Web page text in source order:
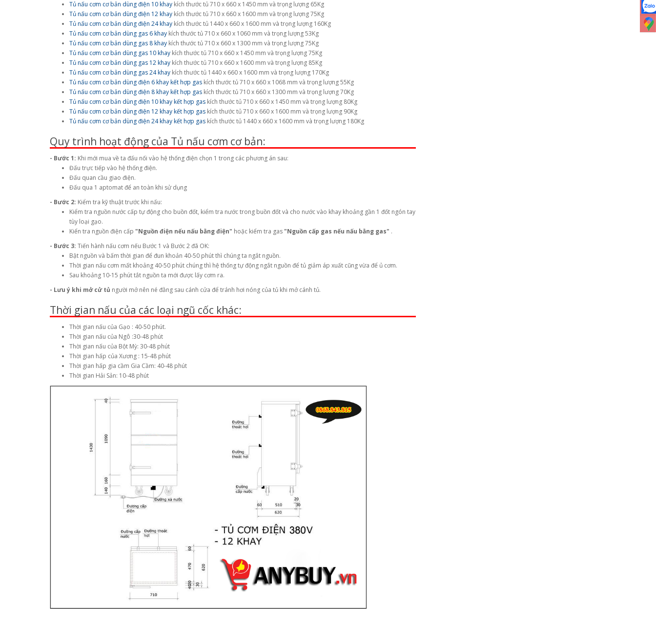
Tủ nấu cơm cơ bản dùng điện 10 khay kích thước tủ 710 x 660 x 1450 mm và trọng lượng 65Kg
Tủ nấu cơm cơ bản dùng điện 12 khay kích thước tủ 710 x 660 x 1600 mm và trọng lượng 75Kg
Tủ nấu cơm cơ bản dùng điện 24 khay kích thước tủ 1440 x 660 x 1600 mm và trọng lượng 160Kg
Tủ nấu cơm cơ bản dùng gas 6 khay kích thước tủ 710 x 660 x 1060 mm và trọng lượng 53Kg
Tủ nấu cơm cơ bản dùng gas 8 khay kích thước tủ 710 x 660 x 1300 mm và trọng lượng 75Kg
Tủ nấu cơm cơ bản dùng gas 10 khay kích thước tủ 710 x 660 x 1450 mm và trọng lượng 75Kg
Tủ nấu cơm cơ bản dùng gas 12 khay kích thước tủ 710 x 660 x 1600 mm và trọng lượng 85Kg
Tủ nấu cơm cơ bản dùng gas 24 khay kích thước tủ 1440 x 660 x 1600 mm và trọng lượng 170Kg
Tủ nấu cơm cơ bản dùng điện 6 khay kết hợp gas kích thước tủ 710 x 660 x 1068 mm và trọng lượng 55Kg
Tủ nấu cơm cơ bản dùng điện 8 khay kết hợp gas kích thước tủ 710 x 660 x 1300 mm và trọng lượng 70Kg
Tủ nấu cơm cơ bản dùng điện 10 khay kết hợp gas kích thước tủ 710 x 660 x 1450 mm và trọng lượng 80Kg
Tủ nấu cơm cơ bản dùng điện 12 khay kết hợp gas kích thước tủ 710 x 660 x 1600 mm và trọng lượng 90Kg
Tủ nấu cơm cơ bản dùng điện 24 khay kết hợp gas kích thước tủ 1440 x 660 x 1600 mm và trọng lượng 180Kg
Quy trình hoạt động của Tủ nấu cơm cơ bản:
- Bước 1: Khi mới mua về ta đấu nối vào hệ thống điện chọn 1 trong các phương án sau:
Đấu trực tiếp vào hệ thống điện.
Đấu quan cầu giao điện.
Đấu qua 1 aptomat để an toàn khi sử dụng
- Bước 2: Kiểm tra kỹ thuật trước khi nấu:
Kiểm tra nguồn nước cấp tự động cho buồn đốt, kiểm tra nước trong buồn đốt và cho nước vào khay khoảng gần 1 đốt ngón tay
tùy loại gạo.
Kiển tra nguồn điện cấp "Nguồn điện nếu nấu bằng điện" hoặc kiểm tra gas"Nguồn cấp gas nếu nấu bằng gas" .
- Bước 3: Tiến hành nấu cơm nếu Bước 1 và Bước 2 đã OK:
Bật nguồn và bấm thời gian để đun khoản 40-50 phút thì chúng ta ngắt nguồn.
Thời gian nấu cơm mất khoảng 40-50 phút chúng thì hệ thống tự động ngắt nguồn để tủ giảm áp xuất cũng vừa để ủ cơm.
Sau khoảng 10-15 phút tắt nguồn ta mới được lấy cơm ra.
- Lưu ý khi mở cử tủ người mở nên né đằng sau cánh cửa để tránh hơi nóng của tủ khi mở cánh tủ.
Thời gian nấu của các loại ngũ cốc khác:
Thời gian nấu của Gạo : 40-50 phút.
Thời gian nấu của Ngô :30-48 phút
Thời gian nấu của Bột Mỳ: 30-48 phút
Thời gian hấp của Xương : 15-48 phút
Thời gian hấp gia cầm Gia Cầm: 40-48 phút
Thời gian Hải Sản: 10-48 phút